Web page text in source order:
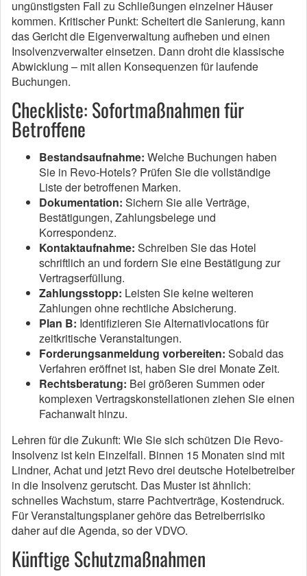
ungünstigsten Fall zu Schließungen einzelner Häuser
kommen. Kritischer Punkt: Scheitert die Sanierung, kann
das Gericht die Eigenverwaltung aufheben und einen
Insolvenzverwalter einsetzen. Dann droht die klassische
Abwicklung – mit allen Konsequenzen für laufende
Buchungen.
Checkliste: Sofortmaßnahmen für
Betroffene
Bestandsaufnahme: Welche Buchungen haben
Sie in Revo-Hotels? Prüfen Sie die vollständige
Liste der betroffenen Marken.
Dokumentation: Sichern Sie alle Verträge,
Bestätigungen, Zahlungsbelege und
Korrespondenz.
Kontaktaufnahme: Schreiben Sie das Hotel
schriftlich an und fordern Sie eine Bestätigung zur
Vertragserfüllung.
Zahlungsstopp: Leisten Sie keine weiteren
Zahlungen ohne rechtliche Absicherung.
Plan B: Identifizieren Sie Alternativlocations für
zeitkritische Veranstaltungen.
Forderungsanmeldung vorbereiten: Sobald das
Verfahren eröffnet ist, haben Sie drei Monate Zeit.
Rechtsberatung: Bei größeren Summen oder
komplexen Vertragskonstellationen ziehen Sie einen
Fachanwalt hinzu.
Lehren für die Zukunft: Wie Sie sich schützen Die Revo-
Insolvenz ist kein Einzelfall. Binnen 15 Monaten sind mit
Lindner, Achat und jetzt Revo drei deutsche Hotelbetreiber
in die Insolvenz gerutscht. Das Muster ist ähnlich:
schnelles Wachstum, starre Pachtverträge, Kostendruck.
Für Veranstaltungsplaner gehöre das Betreiberrisiko
daher auf die Agenda, so der VDVO.
Künftige Schutzmaßnahmen